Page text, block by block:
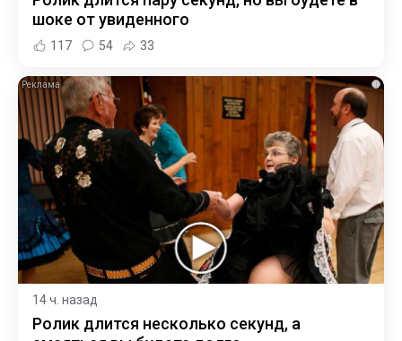
шоке от увиденного
117 54 33
i
14 ч. назад
Ролик длится несколько секунд, а